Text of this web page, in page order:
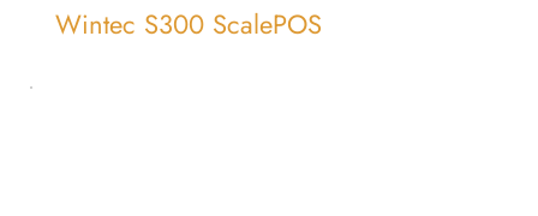
Wintec S300 ScalePOS